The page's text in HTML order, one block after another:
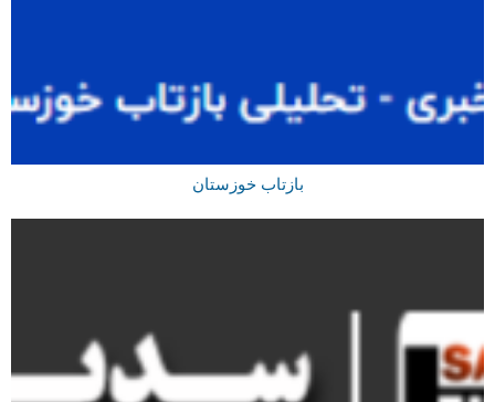
بازتاب خوزستان